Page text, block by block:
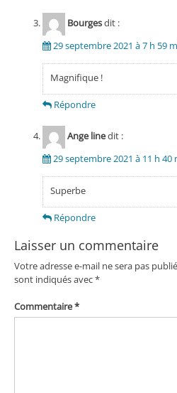
Bourgesdit :
29 septembre 2021 à 7 h 59
Magnifique !
Répondre
Ange linedit :
29 septembre 2021 à 11 h 40
Superbe
Répondre
Laisser un commentaire
Votre adresse e-mail ne sera pas
sont indiqués avec*
Commentaire*